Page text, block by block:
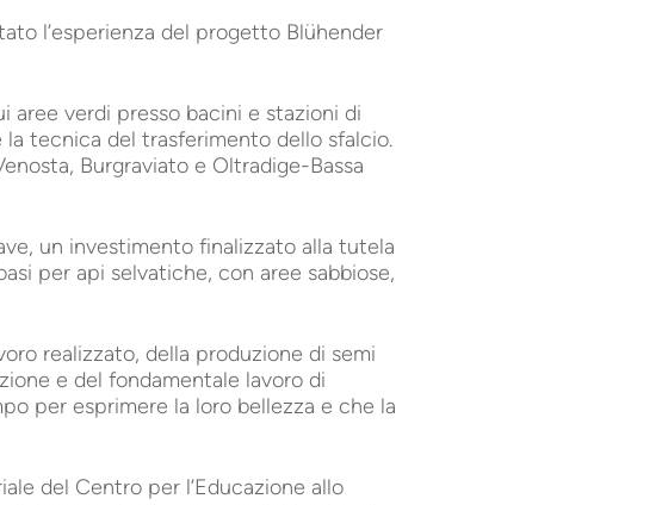
l’esperienza del progetto Blühender
aree verdi presso bacini e stazioni di
tecnica del trasferimento dello sfalcio.
Burgraviato e Oltradige-Bassa
un investimento finalizzato alla tutela
per api selvatiche, con aree sabbiose,
realizzato, della produzione di semi
e del fondamentale lavoro di
per esprimere la loro bellezza e che la
del Centro per l’Educazione allo